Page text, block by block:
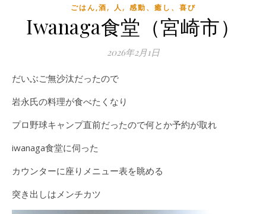
ごはん,酒, 人 , 感動、癒し、喜び
Iwanaga食堂（宮崎市）
2026年2月1日
だいぶご無沙汰だったので
岩永氏の料理が食べたくなり
プロ野球キャンプ直前だったので何とか予約が取れ
iwanaga食堂に伺った
カウンターに座りメニュー表を眺める
突き出しはメンチカツ